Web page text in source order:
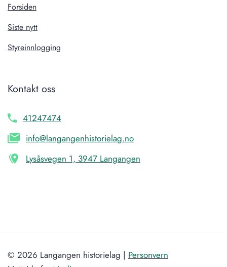
Forsiden
Siste nytt
Styreinnlogging
Kontakt oss
41247474
info@langangenhistorielag.no
Lysåsvegen 1, 3947 Langangen
© 2026 Langangen historielag | Personvern